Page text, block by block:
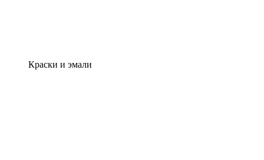
Краски и эмали